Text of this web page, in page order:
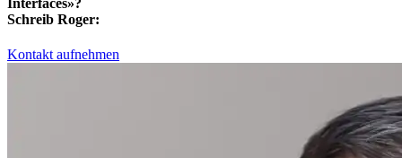
Interfaces»?
Schreib Roger:
Kontakt aufnehmen